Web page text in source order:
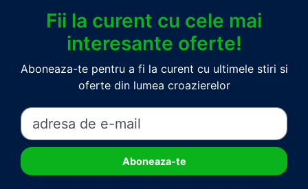
Fii la curent cu cele mai
interesante oferte!
Aboneaza-te pentru a fi la curent cu ultimele stiri si
oferte din lumea croazierelor